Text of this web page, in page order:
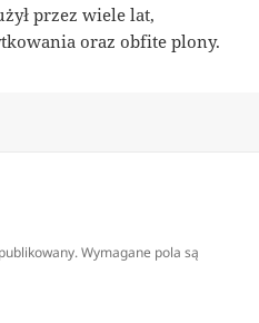
przez wiele lat,
oraz obfite plony.
Wymagane pola są